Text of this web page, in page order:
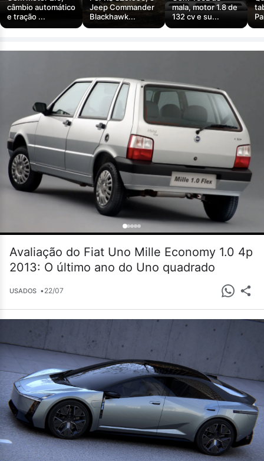
câmbio automático
e tração ...
Jeep Commander
Blackhawk...
mala, motor 1.8 de
132 cv e su...
Avaliação do Fiat Uno Mille Economy 1.0 4p
2013: O último ano do Uno quadrado
USADOS •22/07